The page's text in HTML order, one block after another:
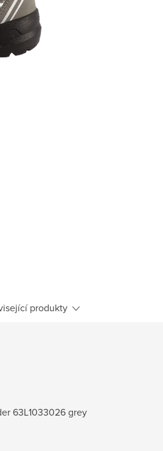
produkty
63L1033026 grey